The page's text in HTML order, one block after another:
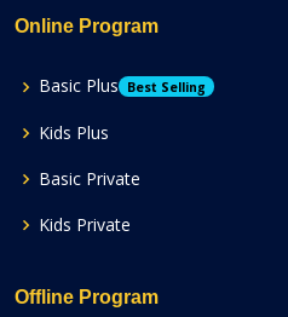
Online Program
Basic Plus Best Selling
Kids Plus
Basic Private
Kids Private
Offline Program